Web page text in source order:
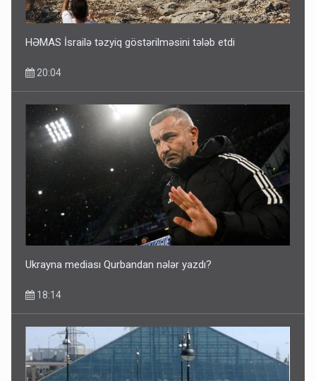
HƏMAS İsrailə təzyiq göstərilməsini tələb etdi
20:04
Ukrayna mediası Qurbandan nələr yazdı?
18:14